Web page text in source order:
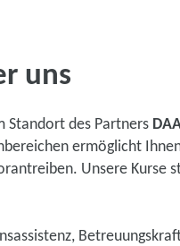
uns
Standort des Partners
ermöglicht
Unsere Kurse